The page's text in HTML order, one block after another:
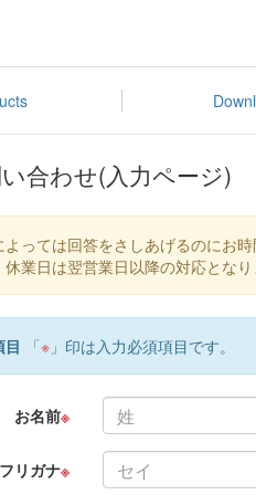
合わせ(入力ページ)
っては回答をさしあげるのにお時
業日は翌営業日以降の対応となり
目 「※」印は入力必須項目です。
お名前※
リガナ※